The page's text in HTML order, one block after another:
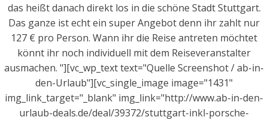
das heißt danach direkt los in die schöne Stadt Stuttgart.
Das ganze ist echt ein super Angebot denn ihr zahlt nur
127 € pro Person. Wann ihr die Reise antreten möchtet
könnt ihr noch individuell mit dem Reiseveranstalter
ausmachen. "][vc_wp_text text="Quelle Screenshot / ab-in-
den-Urlaub"][vc_single_image image="1431"
img_link_target="_blank" img_link="http://www.ab-in-den-
urlaub-deals.de/deal/39372/stuttgart-inkl-porsche-